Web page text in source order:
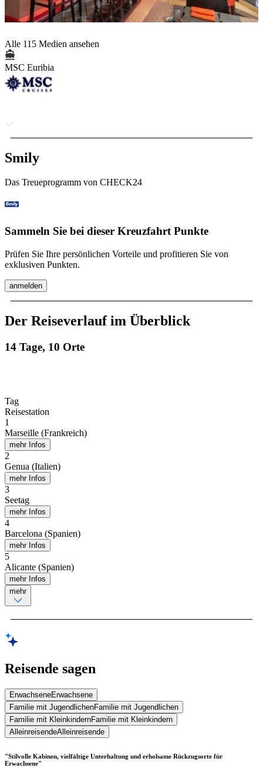
Alle 115 Medien ansehen
MSC Euribia
Smily
Das Treueprogramm von CHECK24
Sammeln Sie bei dieser Kreuzfahrt Punkte
Prüfen Sie Ihre persönlichen Vorteile und profitieren Sie von
exklusiven Punkten.
anmelden
Der Reiseverlauf im Überblick
14 Tage, 10 Orte
Tag
Reisestation
1
Marseille (Frankreich)
mehr Infos
2
Genua (Italien)
mehr Infos
3
Seetag
mehr Infos
4
Barcelona (Spanien)
mehr Infos
5
Alicante (Spanien)
mehr Infos
mehr
Reisende sagen
ErwachseneErwachsene
Familie mit JugendlichenFamilie mit Jugendlichen
Familie mit KleinkindernFamilie mit Kleinkindern
AlleinreisendeAlleinreisende
"Stilvolle Kabinen, vielfältige Unterhaltung und erholsame Rückzugsorte für
Erwachsene"